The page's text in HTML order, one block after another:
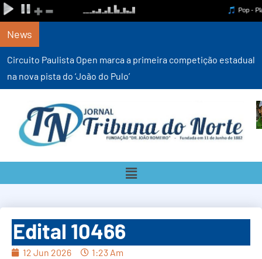
News
Circuito Paulista Open marca a primeira competição estadual
na nova pista do ‘João do Pulo’
Edital 10466
12 Jun 2026 1:23 Am